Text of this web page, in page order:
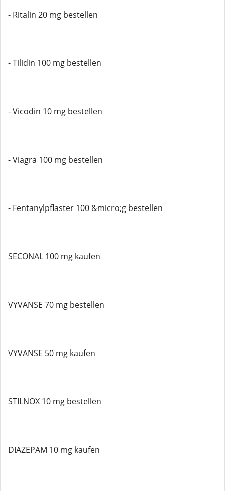
- Ritalin 20 mg bestellen
- Tilidin 100 mg bestellen
- Vicodin 10 mg bestellen
- Viagra 100 mg bestellen
- Fentanylpflaster 100 &micro;g bestellen
SECONAL 100 mg kaufen
VYVANSE 70 mg bestellen
VYVANSE 50 mg kaufen
STILNOX 10 mg bestellen
DIAZEPAM 10 mg kaufen